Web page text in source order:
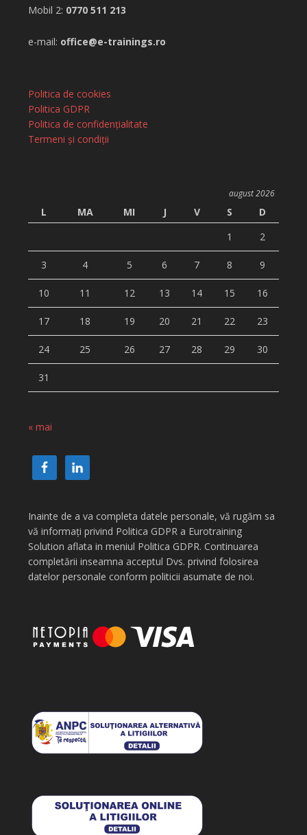
Mobil 2: 0770 511 213
e-mail: office@e-trainings.ro
Politica de cookies
Politica GDPR
Politica de confidențialitate
Termeni și condiții
august 2026
L MA MI J V S
D
1
2
3 4 5 6 7 8 9
10 11 12 13 14 15 16
17 18 19 20 21 22 23
24 25 26 27 28 29 30
31
« mai
Inainte de a va completa datele personale, vă rugăm sa
vă informați privind Politica GDPR a Eurotraining
Solution aflata in meniul Politica GDPR. Continuarea
completării inseamna acceptul Dvs. privind folosirea
datelor personale conform politicii asumate de noi.